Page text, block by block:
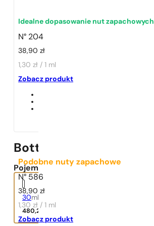
1 - 3 szt.
Idealne dopasowanie nut zapachowych
N° 204
38,90zł
1,30 zł / 1 ml
Zobacz produkt
Podobne nuty zapachowe
N° 586
38,90zł
1,30 zł / 1 ml
Zobacz produkt
Bottega Veneta EDP
Pojemność:
30ml
480,20